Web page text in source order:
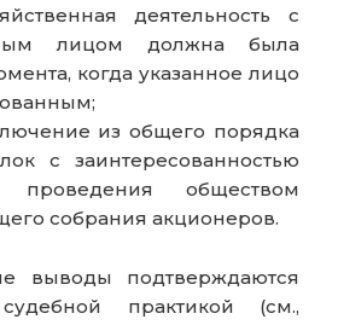
деятельность с
лицом должна была
когда указанное лицо
из общего порядка
с заинтересованностью
проведения обществом
собрания акционеров.
выводы подтверждаются
практикой (см.,